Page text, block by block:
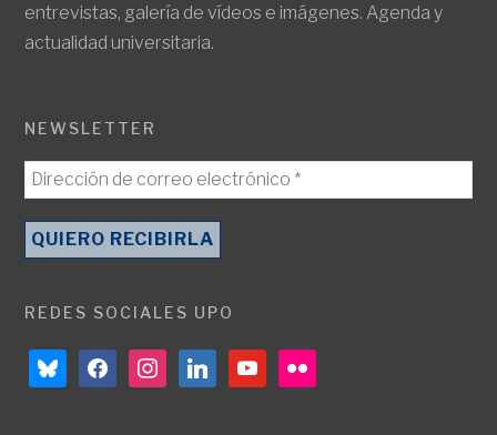
entrevistas, galería de vídeos e imágenes. Agenda y
actualidad universitaria.
NEWSLETTER
REDES SOCIALES UPO
blueskyfacebookinstagramlinkedinyoutubeflickr